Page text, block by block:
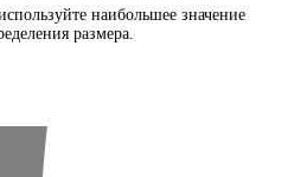
наибольшее значение
размера.